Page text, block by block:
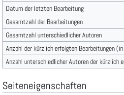
Datum der letzten Bearbeitung
Gesamtzahl der Bearbeitungen
Gesamtzahl unterschiedlicher Autoren
Anzahl der kürzlich erfolgten Bearbeitungen
Anzahl unterschiedlicher Autoren der kürzlich
Seiteneigenschaften